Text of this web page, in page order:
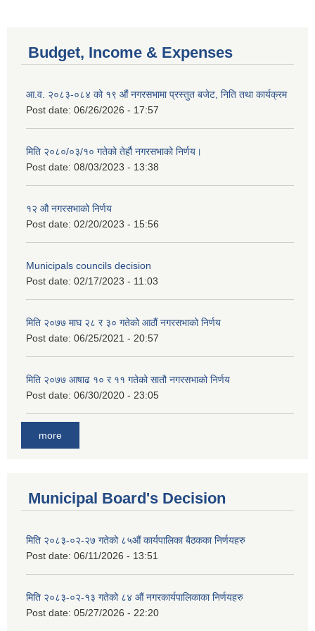
Budget, Income & Expenses
आ.व. २०८३-०८४ को १९ औं नगरसभामा प्रस्तुत बजेट, निति तथा कार्यक्रम
Post date: 06/26/2026 - 17:57
मिति २०८०/०३/१० गतेको तेर्हौ नगरसभाको निर्णय।
Post date: 08/03/2023 - 13:38
१२ औ नगरसभाको निर्णय
Post date: 02/20/2023 - 15:56
Municipals councils decision
Post date: 02/17/2023 - 11:03
मिति २०७७ माघ २८ र ३० गतेको आठौं नगरसभाको निर्णय
Post date: 06/25/2021 - 20:57
मिति २०७७ आषाढ १० र ११ गतेको सातौ नगरसभाको निर्णय
Post date: 06/30/2020 - 23:05
more
Municipal Board's Decision
मिति २०८३-०२-२७ गतेको ८५औं कार्यपालिका बैठकका निर्णयहरु
Post date: 06/11/2026 - 13:51
मिति २०८३-०२-१३ गतेको ८४ औं नगरकार्यपालिकाका निर्णयहरु
Post date: 05/27/2026 - 22:20